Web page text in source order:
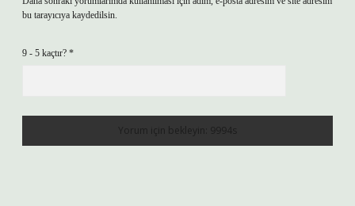
bu tarayıcıya kaydedilsin.
9 - 5 kaçtır? *